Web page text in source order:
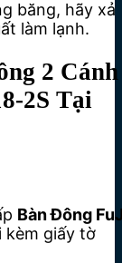
băng, hãy xả
làm lạnh.
2 Cánh
2S Tại
Bàn Đông
kèm giấy tờ